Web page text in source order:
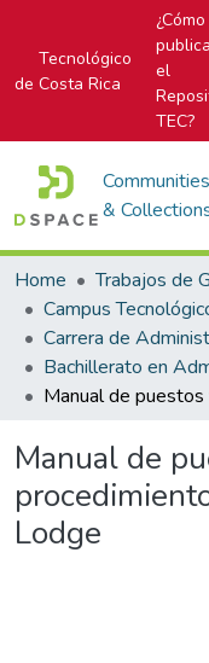
Tecnológico
de Costa Rica
¿Cómo
el
TEC?
Communities
&
Home
Trabajos de
Manual de
Lodge